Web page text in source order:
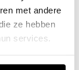
met andere
ze hebben
services.